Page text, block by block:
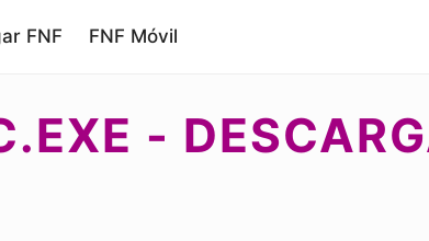
FNF FNF Móvil
-